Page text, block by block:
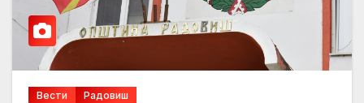
Вести Радовиш